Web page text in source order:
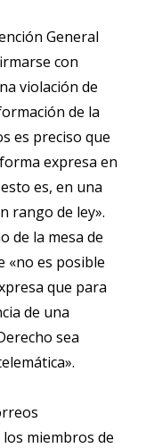
General
con
violación de
de la
es preciso que
expresa en
es, en una
rango de ley».
de la mesa de
«no es posible
que para
de una
sea
miembros de